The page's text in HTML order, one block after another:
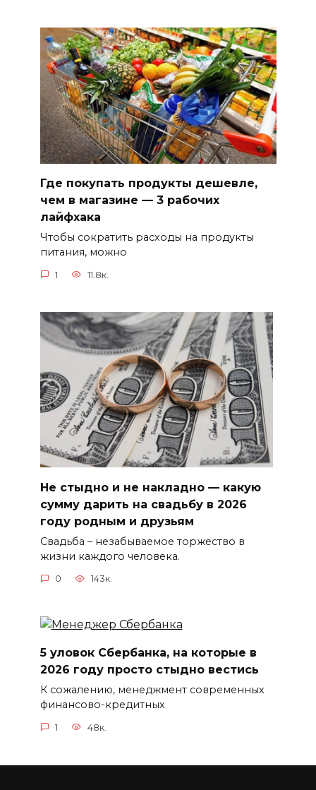
Где покупать продукты дешевле,
чем в магазине — 3 рабочих
лайфхака
Чтобы сократить расходы на продукты
питания, можно
1 11.8к.
Не стыдно и не накладно — какую
сумму дарить на свадьбу в 2026
году родным и друзьям
Свадьба – незабываемое торжество в
жизни каждого человека.
0 143к.
5 уловок Сбербанка, на которые в
2026 году просто стыдно вестись
К сожалению, менеджмент современных
финансово-кредитных
1 48к.